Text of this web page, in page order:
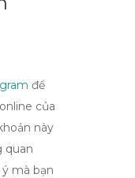
để
của
này
quan
mà bạn